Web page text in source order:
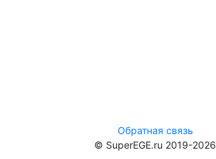
Обратная связь
© SuperEGE.ru 2019-2026